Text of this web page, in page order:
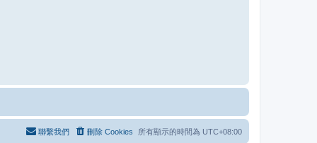
所有顯示的時間為 UTC+08:00
刪除 Cookies
聯繫我們